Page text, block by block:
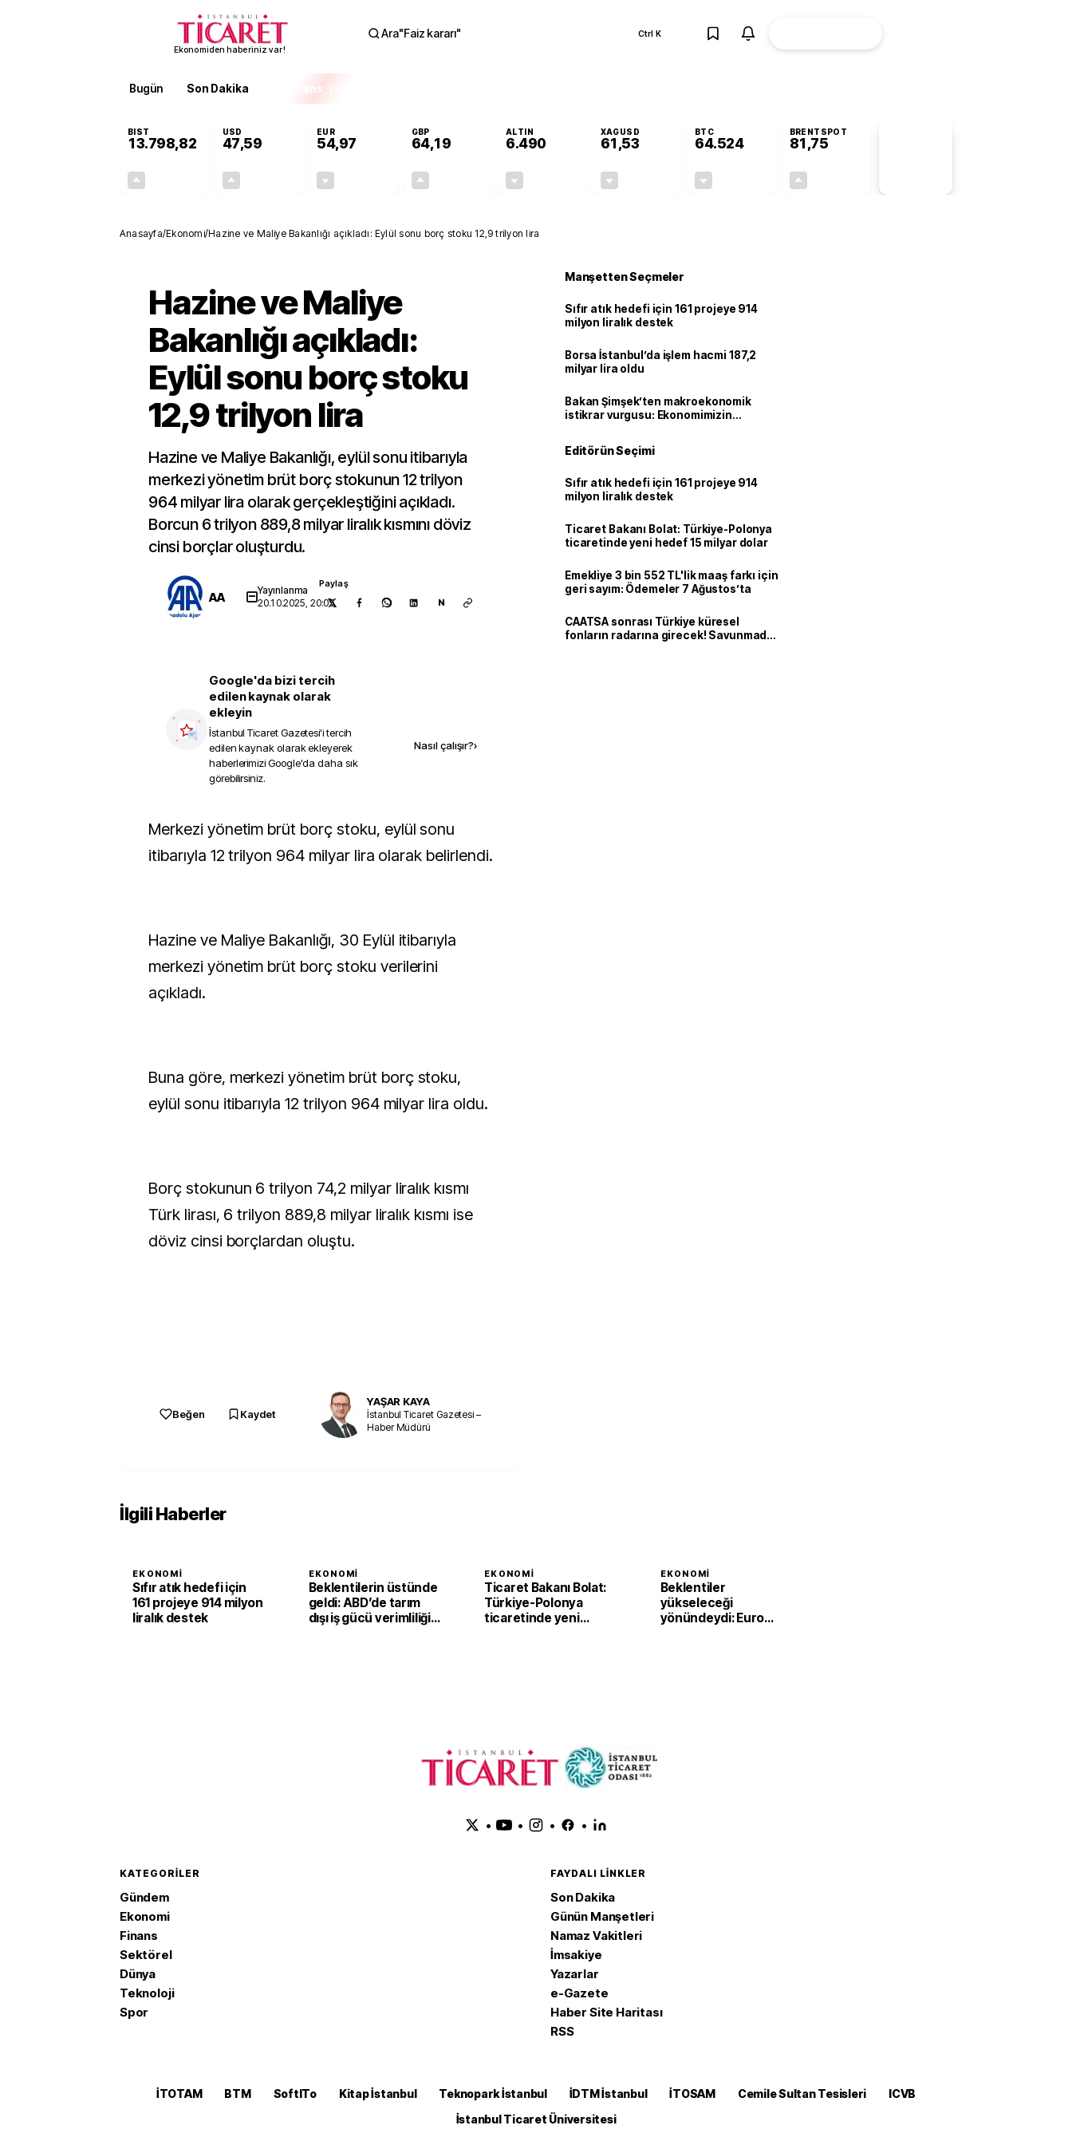
Ekonomiden haberiniz var!
Ara"Faiz kararı" Ctrl K
Bugün Son Dakika Finans
BIST
13.798,82
USD
47,59
EUR
54,97
GBP
64,19
ALTIN
6.490
XAGUSD
61,53
BTC
64.524
BRENTSPOT
81,75
Anasayfa/Ekonomi/Hazine ve Maliye Bakanlığı açıkladı: Eylül sonu borç stoku 12,9 trilyon lira
Hazine ve Maliye
Bakanlığı açıkladı:
Eylül sonu borç stoku
12,9 trilyon lira
Hazine ve Maliye Bakanlığı, eylül sonu itibarıyla
merkezi yönetim brüt borç stokunun 12 trilyon
964 milyar lira olarak gerçekleştiğini açıkladı.
Borcun 6 trilyon 889,8 milyar liralık kısmını döviz
cinsi borçlar oluşturdu.
AA
Yayınlanma
20.10.2025, 20:05
Paylaş
N
Google'da bizi tercih
edilen kaynak olarak
ekleyin
İstanbul Ticaret Gazetesi'i tercih
edilen kaynak olarak ekleyerek
haberlerimizi Google'da daha sık
görebilirsiniz.
Nasıl çalışır?›
Merkezi yönetim brüt borç stoku, eylül sonu
itibarıyla 12 trilyon 964 milyar lira olarak belirlendi.
Hazine ve Maliye Bakanlığı, 30 Eylül itibarıyla
merkezi yönetim brüt borç stoku verilerini
açıkladı.
Buna göre, merkezi yönetim brüt borç stoku,
eylül sonu itibarıyla 12 trilyon 964 milyar lira oldu.
Borç stokunun 6 trilyon 74,2 milyar liralık kısmı
Türk lirası, 6 trilyon 889,8 milyar liralık kısmı ise
döviz cinsi borçlardan oluştu.
Beğen Kaydet
YAŞAR KAYA
İstanbul Ticaret Gazetesi –
Haber Müdürü
Manşetten Seçmeler
Sıfır atık hedefi için 161 projeye 914
milyon liralık destek
Borsa İstanbul’da işlem hacmi 187,2
milyar lira oldu
Bakan Şimşek’ten makroekonomik
istikrar vurgusu: Ekonomimizin
Editörün Seçimi
Sıfır atık hedefi için 161 projeye 914
milyon liralık destek
Ticaret Bakanı Bolat: Türkiye-Polonya
ticaretinde yeni hedef 15 milyar dolar
Emekliye 3 bin 552 TL'lik maaş farkı için
geri sayım: Ödemeler 7 Ağustos’ta
CAATSA sonrası Türkiye küresel
fonların radarına girecek! Savunmadan
İlgili Haberler
EKONOMI
Sıfır atık hedefi için
161 projeye 914 milyon
liralık destek
EKONOMI
Beklentilerin üstünde
geldi: ABD’de tarım
dışı iş gücü verimliliği
EKONOMI
Ticaret Bakanı Bolat:
Türkiye-Polonya
ticaretinde yeni
EKONOMI
Beklentiler
yükseleceği
yönündeydi: Euro
• • • •
KATEGORILER
Gündem
Ekonomi
Finans
Sektörel
Dünya
Teknoloji
Spor
FAYDALI LINKLER
Son Dakika
Günün Manşetleri
Namaz Vakitleri
İmsakiye
Yazarlar
e-Gazete
Haber Site Haritası
RSS
İTOTAM BTM SoftITo Kitap İstanbul Teknopark İstanbul İDTM İstanbul İTOSAM Cemile Sultan Tesisleri
ICVB
İstanbul Ticaret Üniversitesi